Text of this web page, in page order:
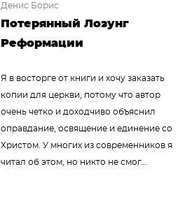
Денис Борис
Потерянный Лозунг
Реформации
Я в восторге от книги и хочу заказать
копии для церкви, потому что автор
очень четко и доходчиво объяснил
оправдание, освящение и единение со
Христом. У многих из современников я
читал об этом, но никто не смог...